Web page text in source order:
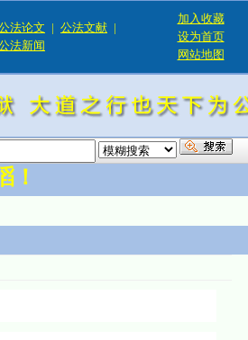
法论文 | 公法文献 |
法新闻
加入收藏
设为首页
网站地图
！